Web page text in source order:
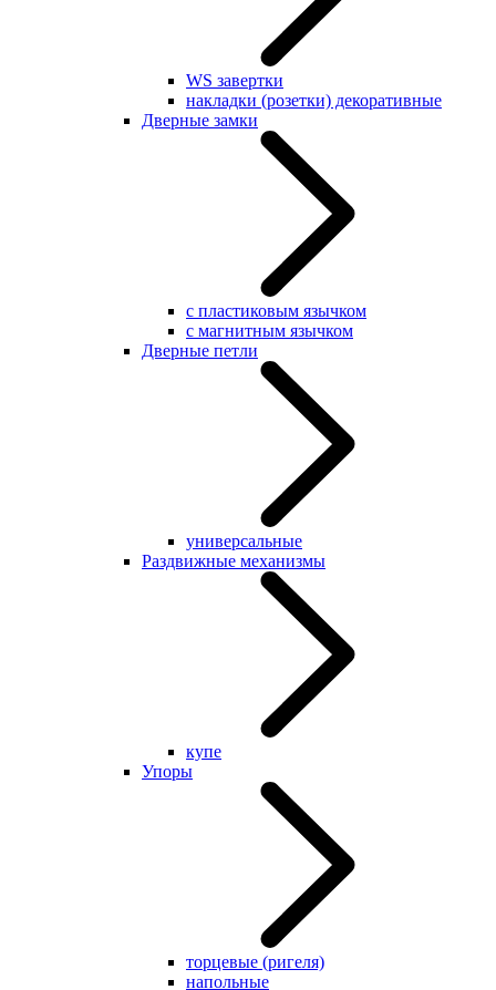
WS завертки
накладки (розетки) декоративные
Дверные замки
с пластиковым язычком
с магнитным язычком
Дверные петли
универсальные
Раздвижные механизмы
купе
Упоры
торцевые (ригеля)
напольные